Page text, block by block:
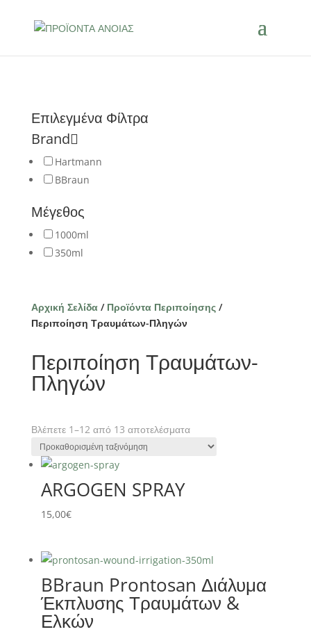
Επιλεγμένα Φίλτρα
Brand
Hartmann
BBraun
Μέγεθος
1000ml
350ml
Αρχική Σελίδα/ Προϊόντα Περιποίησης/
Περιποίηση Τραυμάτων-Πληγών
Περιποίηση Τραυμάτων-
Πληγών
Βλέπετε 1–12 από 13 αποτελέσματα
ARGOGEN SPRAY
15,00€
BBraun Prontosan Διάλυμα
Έκπλυσης Τραυμάτων &
Ελκών